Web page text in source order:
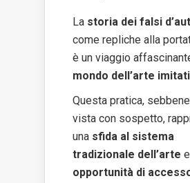
La storia dei falsi
come repliche alla
è un viaggio
mondo dell’arte
Questa pratica,
vista con sospetto,
una sfida al sistema
tradizionale dell’arte
opportunità di